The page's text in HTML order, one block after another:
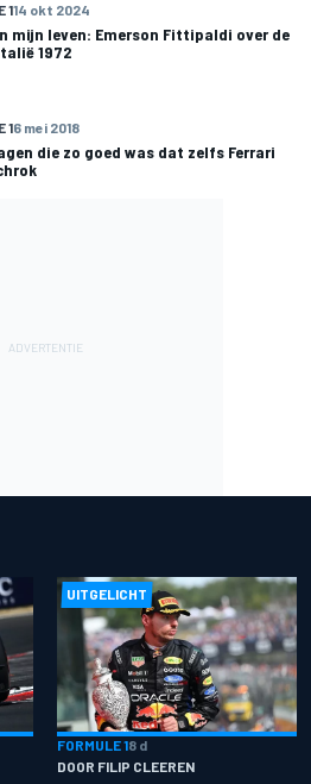
114 okt 2024
mijn leven: Emerson Fittipaldi over de
1972
16 mei 2018
die zo goed was dat zelfs Ferrari
UITGELICHT
FORMULE 18 d
DOOR FILIP CLEEREN